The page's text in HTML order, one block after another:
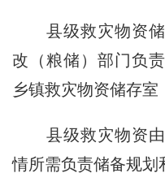
县级救灾物资储
改（粮储）部门负
乡镇救灾物资储存室
县级救灾物资由
情所需负责储备规划